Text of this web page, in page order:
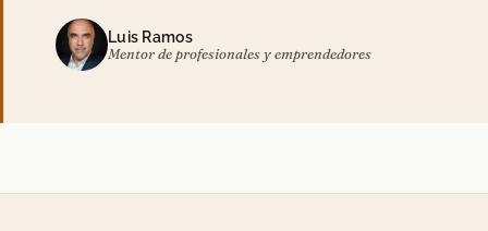
Luis Ramos
Mentor de profesionales y emprendedores